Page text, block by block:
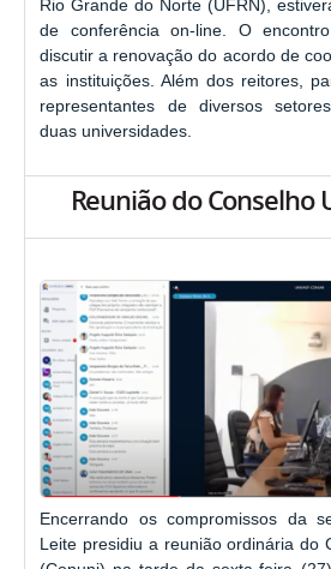
Rio Grande do Norte (UFRN),
de conferência on-line. O
discutir a renovação do acordo de
as instituições. Além dos reitores,
representantes de diversos
duas universidades.
Reunião do Conselho
Encerrando os compromissos da
Leite presidiu a reunião ordinária do